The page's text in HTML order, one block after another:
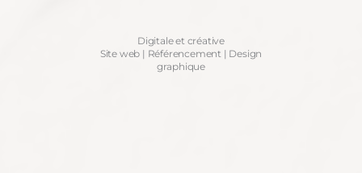
Digitale et créative
Site web | Référencement | Design
graphique